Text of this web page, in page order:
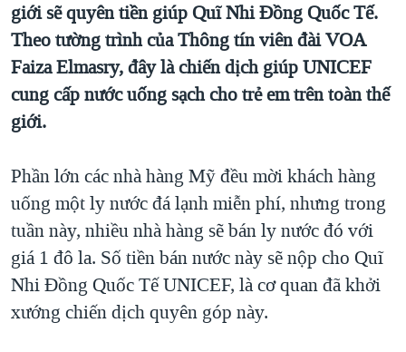
hướng
chính
Đi
tới
"Tìm"
MỤC
TỰ DO BÁO CHÍ
VẠCH TRẦN TIN GIẢ
NGƯỜI VIỆT HẢI NGOẠI
KHOA HỌC
SỨC KHOẺ
VĂN HOÁ
THỂ THAO
CHUYÊN ĐỀ
CHIẾN TRANH THƯƠNG MẠI CỦA MỸ: QUÁ KHỨ VÀ HIỆN
TẠI
MỘT NĂM CHIẾN TRANH TẠI DẢI GAZA
GIẢI MÃ VÀNH ĐAI & CON ĐƯỜNG
NGÀY TỊ NẠN THẾ GIỚI
TRỊNH VĨNH BÌNH - NGƯỜI HẠ 'BÊN THẮNG CUỘC'
GROUND ZERO – XƯA VÀ NAY
HỌC TIẾNG ANH
VIDEO
MẠNG XÃ HỘI
Ngôn ngữ khác
giới sẽ quyên tiền giúp Quĩ Nhi Đồng Quốc Tế.
Theo tường trình của Thông tín viên đài VOA
Faiza Elmasry, đây là chiến dịch giúp UNICEF
cung cấp nước uống sạch cho trẻ em trên toàn thế
giới.
Phần lớn các nhà hàng Mỹ đều mời khách hàng
uống một ly nước đá lạnh miễn phí, nhưng trong
tuần này, nhiều nhà hàng sẽ bán ly nước đó với
giá 1 đô la. Số tiền bán nước này sẽ nộp cho Quĩ
Nhi Đồng Quốc Tế UNICEF, là cơ quan đã khởi
xướng chiến dịch quyên góp này.